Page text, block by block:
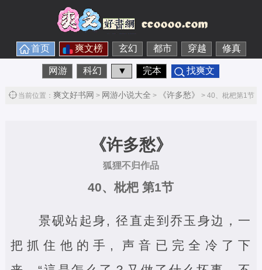
首页 爽文榜 玄幻 都市 穿越 修真
网游 科幻 ▼ 完本 找爽文
当前位置： 爽文好书网 > 网游小说大全 > 《许多愁》 > 40、枇杷第1节
《许多愁》
狐狸不归作品
40、枇杷 第1节
景砚站起身, 径直走到乔玉身边，一
把抓住他的手, 声音已完全冷了下